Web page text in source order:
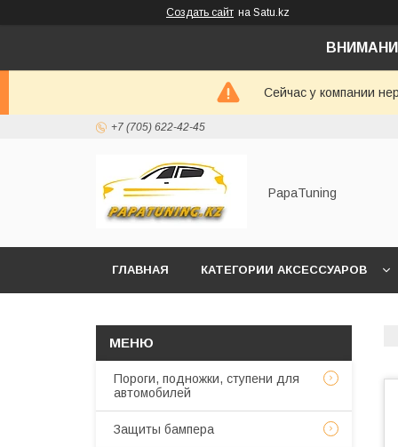
Создать сайт на Satu.kz
Сейчас у компании
+7 (705) 622-42-45
PapaTuning
ГЛАВНАЯ КАТЕГОРИИ АКСЕССУАРОВ
Пороги, подножки, ступени для
автомобилей
Защиты бампера